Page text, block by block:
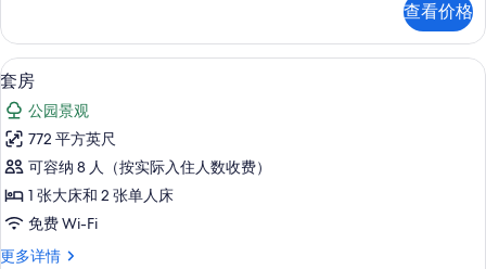
的
所
有
照
片
人
入
住）
更
多
信
息
查看价格
显
示
套
房
的
所
客房内保险箱、遮光窗帘、熨斗/熨衣
12
套房
公园景观
772 平方英尺
可容纳 8 人（按实际入住人数收费）
1 张大床和 2 张单人床
免费 Wi-Fi
更多详情
套